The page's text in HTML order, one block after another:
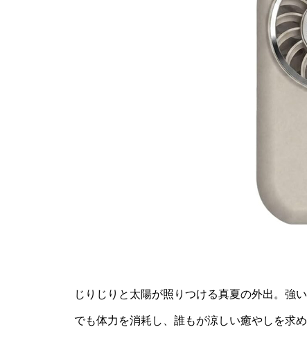
じりじりと太陽が照りつける真夏の外出。強
でも体力を消耗し、誰もが涼しい癒やしを求